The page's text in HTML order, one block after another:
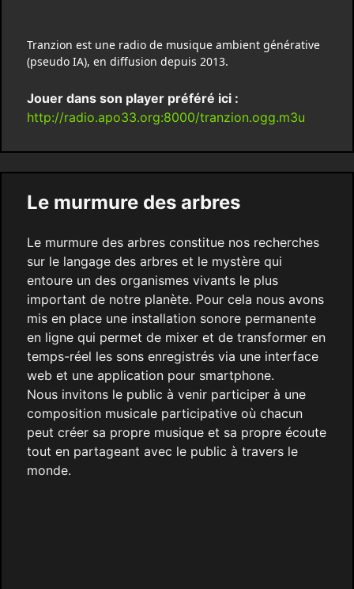
Tranzion est une radio de musique ambient générative
(pseudo IA), en diffusion depuis 2013.
Jouer dans son player préféré ici :
http://radio.apo33.org:8000/tranzion.ogg.m3u
Le murmure des arbres
Le murmure des arbres constitue nos recherches
sur le langage des arbres et le mystère qui
entoure un des organismes vivants le plus
important de notre planète. Pour cela nous avons
mis en place une installation sonore permanente
en ligne qui permet de mixer et de transformer en
temps-réel les sons enregistrés via une interface
web et une application pour smartphone.
Nous invitons le public à venir participer à une
composition musicale participative où chacun
peut créer sa propre musique et sa propre écoute
tout en partageant avec le public à travers le
monde.